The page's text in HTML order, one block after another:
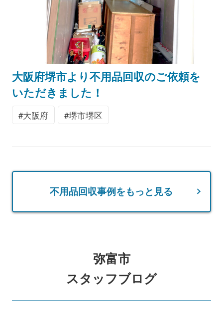
大阪府堺市より不用品回収のご依頼を
いただきました！
大阪府 堺市堺区
不用品回収事例をもっと見る
弥富市
スタッフブログ